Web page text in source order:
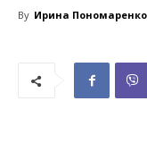
By Ирина Пономаренко